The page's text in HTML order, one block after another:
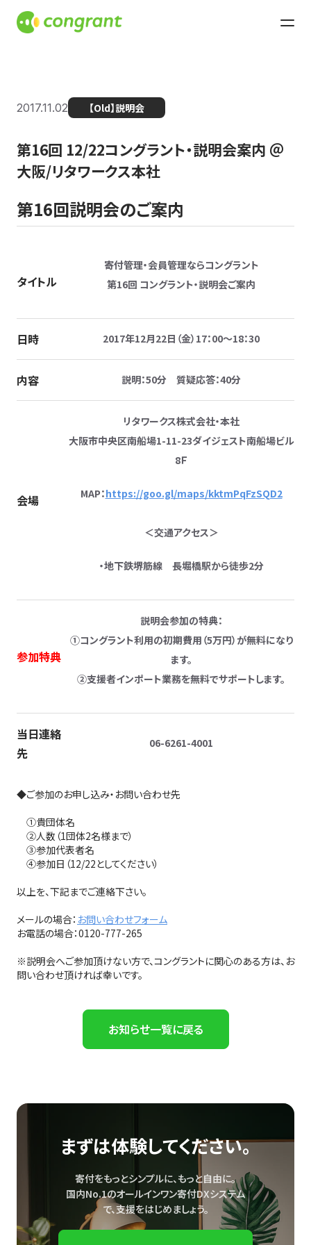
2017.11.02 【Old】説明会
第16回 12/22コングラント・説明会案内 ＠
大阪/リタワークス本社
第16回説明会のご案内
タイトル
寄付管理・会員管理ならコングラント
第16回 コングラント・説明会ご案内
日時 2017年12月22日（金）17：00～18：30
内容 説明：50分 質疑応答：40分
会場
リタワークス株式会社・本社
大阪市中央区南船場1-11-23ダイジェスト南船場ビル
8Ｆ
MAP：https://goo.gl/maps/kktmPqFzSQD2
＜交通アクセス＞
・地下鉄堺筋線 長堀橋駅から徒歩2分
参加特典
説明会参加の特典：
①コングラント利用の初期費用（5万円）が無料になり
ます。
②支援者インポート業務を無料でサポートします。
当日連絡
先
06-6261-4001
◆ご参加のお申し込み・お問い合わせ先
①貴団体名
②人数（1団体2名様まで）
③参加代表者名
④参加日（12/22としてください）
以上を、下記までご連絡下さい。
メールの場合： お問い合わせフォーム
お電話の場合：0120-777-265
※説明会へご参加頂けない方で、コングラントに関心のある方は、お
問い合わせ頂ければ幸いです。
お知らせ一覧に戻る
まずは体験してください。
寄付をもっとシンプルに、もっと自由に。
国内No.1のオールインワン寄付DXシステム
で、支援をはじめましょう。